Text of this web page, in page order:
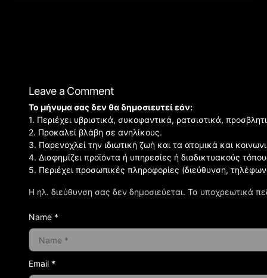
Leave a Comment
Η ηλ. διεύθυνση σας δεν δημοσιεύεται. Τα υποχρεωτικά
Το μήνυμα σας δεν θα δημοσιευτεί εάν:
1. Περιέχει υβριστικά, συκοφαντικά, ρατσιστικά,
2. Προκαλεί βλάβη σε ανηλίκους.
3. Παρενοχλεί την ιδιωτική ζωή και τα ατομικά και
4. Διαφημίζει προϊόντα ή υπηρεσίες ή διαδικτυακούς
5. Περιέχει προσωπικές πληροφορίες (διεύθυνση,
Name *
Email *